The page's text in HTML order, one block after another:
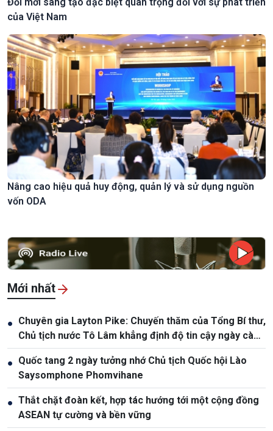
của Việt Nam
Nâng cao hiệu quả huy động, quản lý và sử dụng nguồn
vốn ODA
Mới nhất
● Chuyên gia Layton Pike: Chuyến thăm của Tổng Bí thư,
Chủ tịch nước Tô Lâm khẳng định độ tin cậy ngày càng
cao giữa Việt Nam và Australia
● Quốc tang 2 ngày tưởng nhớ Chủ tịch Quốc hội Lào
Saysomphone Phomvihane
● Thắt chặt đoàn kết, hợp tác hướng tới một cộng đồng
ASEAN tự cường và bền vững